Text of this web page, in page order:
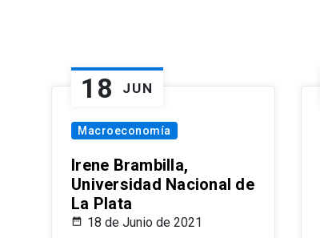
18 JUN
Macroeconomía
Irene Brambilla,
Universidad Nacional de
La Plata
18 de Junio de 2021